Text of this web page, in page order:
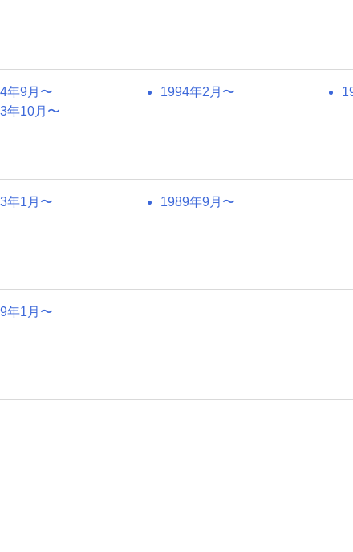
年9月〜 1994年2月〜
年10月〜
年1月〜 1989年9月〜
年1月〜